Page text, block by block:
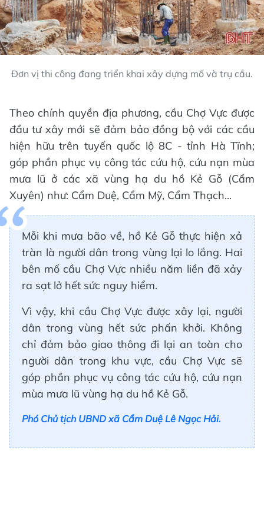
Đơn vị thi công đang triển khai xây dựng mố và trụ cầu.
Theo chính quyền địa phương, cầu Chợ Vực được
đầu tư xây mới sẽ đảm bảo đồng bộ với các cầu
hiện hữu trên tuyến quốc lộ 8C - tỉnh Hà Tĩnh;
góp phần phục vụ công tác cứu hộ, cứu nạn mùa
mưa lũ ở các xã vùng hạ du hồ Kẻ Gỗ (Cẩm
Xuyên) như: Cẩm Duệ, Cẩm Mỹ, Cẩm Thạch...
Mỗi khi mưa bão về, hồ Kẻ Gỗ thực hiện xả
tràn là người dân trong vùng lại lo lắng. Hai
bên mố cầu Chợ Vực nhiều năm liền đã xảy
ra sạt lở hết sức nguy hiểm.
Vì vậy, khi cầu Chợ Vực được xây lại, người
dân trong vùng hết sức phấn khởi. Không
chỉ đảm bảo giao thông đi lại an toàn cho
người dân trong khu vực, cầu Chợ Vực sẽ
góp phần phục vụ công tác cứu hộ, cứu nạn
mùa mưa lũ vùng hạ du hồ Kẻ Gỗ.
Phó Chủ tịch UBND xã Cẩm Duệ Lê Ngọc Hải.